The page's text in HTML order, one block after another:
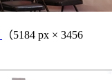
（5184 px × 3456